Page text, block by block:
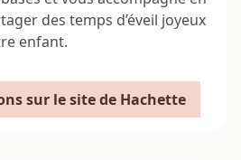
des temps d’éveil joyeux
enfant.
sur le site de Hachette